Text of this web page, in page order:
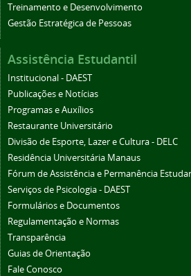
Treinamento e Desenvolvimento
Gestão Estratégica de Pessoas
Assistência Estudantil
Institucional - DAEST
Publicações e Notícias
Programas e Auxílios
Restaurante Universitário
Divisão de Esporte, Lazer e Cultura - DELC
Residência Universitária Manaus
Fórum de Assistência e Permanência
Serviços de Psicologia - DAEST
Formulários e Documentos
Regulamentação e Normas
Transparência
Guias de Orientação
Fale Conosco